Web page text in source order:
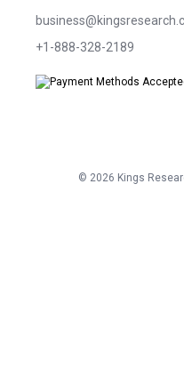
+1-888-328-2189
© 2026 Kings